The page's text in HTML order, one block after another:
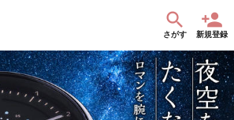
さがす 新規登録